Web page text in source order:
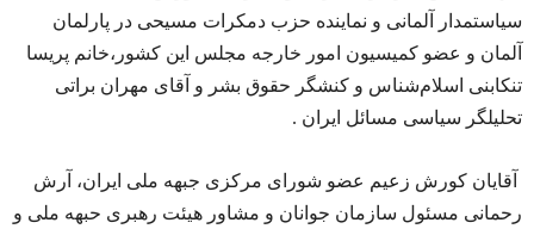
سیاستمدار آلمانی و نماینده حزب دمکرات مسیحی در پارلمان
آلمان و عضو کمیسیون امور خارجه مجلس این کشور،خانم پریسا
تنکابنی اسلام‌شناس و کنشگر حقوق بشر و آقای مهران براتی
تحلیلگر سیاسی مسائل ایران .
آقایان کورش زعیم عضو شورای مرکزی جبهه ملی ایران، آرش
رحمانی مسئول سازمان جوانان و مشاور هیئت رهبری حبهه ملی و